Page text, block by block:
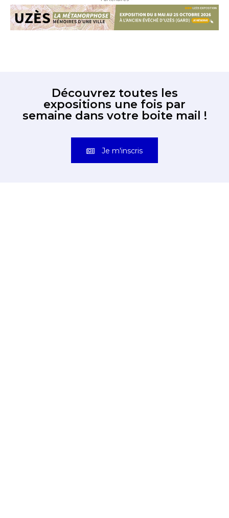
Découvrez toutes les
expositions une fois par
semaine dans votre boite mail !
Je m'inscris